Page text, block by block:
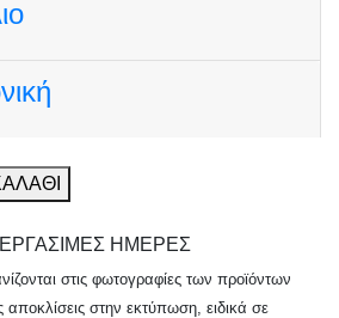
ΗΜΕΡΕΣ
στις φωτογραφίες των προϊόντων
αποκλίσεις στην εκτύπωση, ειδικά σε